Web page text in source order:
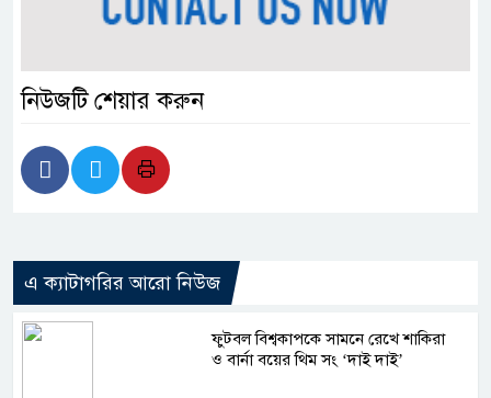
নিউজটি শেয়ার করুন
এ ক্যাটাগরির আরো নিউজ
ফুটবল বিশ্বকাপকে সামনে রেখে শাকিরা
ও বার্না বয়ের থিম সং ‘দাই দাই’